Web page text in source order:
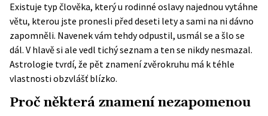
Existuje typ člověka, který u rodinné oslavy najednou vytáhne
větu, kterou jste pronesli před deseti lety a sami na ni dávno
zapomněli. Navenek vám tehdy odpustil, usmál se a šlo se
dál. V hlavě si ale vedl tichý seznam a ten se nikdy nesmazal.
Astrologie tvrdí, že pět znamení zvěrokruhu má k téhle
vlastnosti obzvlášť blízko.
Proč některá znamení nezapomenou